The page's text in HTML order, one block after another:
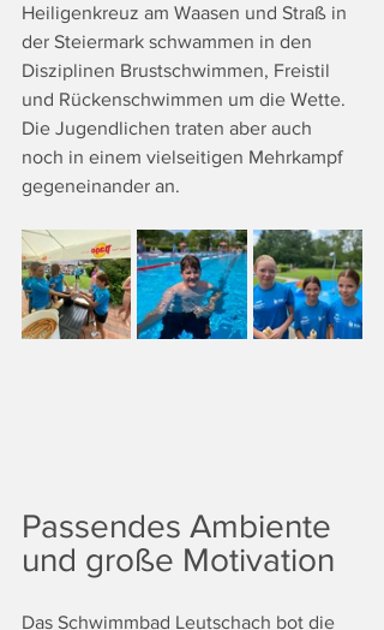
Heiligenkreuz am Waasen und Straß in
der Steiermark schwammen in den
Disziplinen Brustschwimmen, Freistil
und Rückenschwimmen um die Wette.
Die Jugendlichen traten aber auch
noch in einem vielseitigen Mehrkampf
gegeneinander an.
Passendes Ambiente
und große Motivation
Das Schwimmbad Leutschach bot die